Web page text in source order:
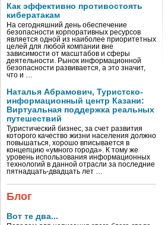
Как эффективно противостоять
кибератакам
На сегодняшний день обеспечение
безопасности корпоративных ресурсов
является одной из наиболее приоритетных
целей для любой компании вне
зависимости от масштабов и сферы
деятельности. Рынок информационной
безопасности развивается, а это значит,
что и …
Наталья Абрамович, Туристско-
информационный центр Казани:
Виртуальная поддержка реальных
путешествий
Туристический бизнес, за счет развития
которого качество жизни населения должно
повышаться, хорошо вписывается в
концепцию «умного города». К тому же
уровень использования информационных
технологий в данной отрасли за последние
пятнадцать-двадцать лет …
Блог
Вот те два...